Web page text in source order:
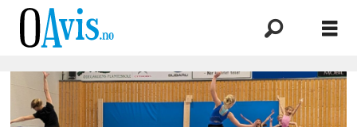
Emne:
grimstad